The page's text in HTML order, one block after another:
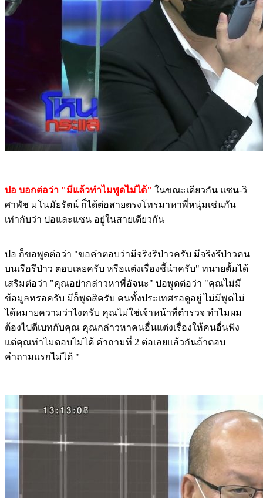
ปอ บอกต่อว่า "มีแล้วทำไมพูดไม่ได้" ในขณะเดียวกัน แซน-วิ
ศาพัช มโนมัยรัตน์ ก็ได้ต่อสายตรงโทรมาหาพี่หนุ่มเช่นกัน
เท่ากับว่า ปอและแซน อยู่ในสายเดียวกัน
ปอ ก็ขอพูดต่อว่า "ขอคำตอบว่ามีจริงรึป่าวครับ มีจริงรึป่าวคน
บนเรือรึป่าว ตอบเลยครับ หรือแต่งเรื่องชี้นำครับ" ทนายตั้มได้
เสริมต่อว่า "คุณอย่ากล่าวหาพี่อัจนะ" ปอพูดต่อว่า "คุณไม่มี
ข้อมูลหรอครับ มีก็พูดสิครับ คนทั้งประเทศรอดูอยู่ ไม่มีพูดไม่
ได้หมายความว่าไงครับ คุณไม่ใช่เจ้าหน้าที่ตำรวจ ทำไมผม
ต้องไปดีเบทกับคุณ คุณกล่าวหาคนอื่นแต่งเรื่องให้คนอื่นฟัง
แต่คุณทำไมตอบไม่ได้ คำถามที่ 2 ต่อเลยแล้วกันถ้าตอบ
คำถามแรกไม่ได้ "